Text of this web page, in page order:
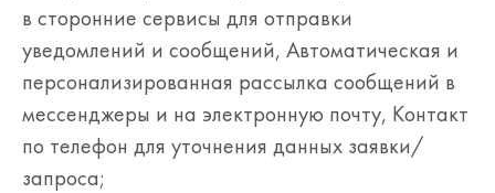
в сторонние сервисы для отправки
уведомлений и сообщений, Автоматическая и
персонализированная рассылка сообщений в
мессенджеры и на электронную почту, Контакт
по телефон для уточнения данных заявки/
запроса;